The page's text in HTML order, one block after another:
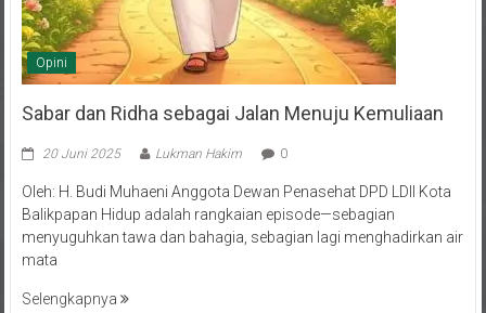
Opini
Sabar dan Ridha sebagai Jalan Menuju Kemuliaan
Balikpapan Hidup adalah rangkaian episode—sebagian
menyuguhkan tawa dan bahagia, sebagian lagi menghadirkan air
mata